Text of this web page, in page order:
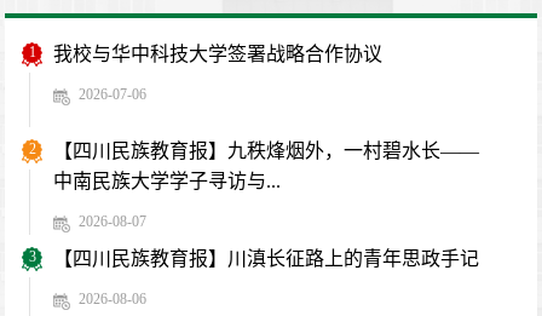
1 我校与华中科技大学签署战略合作协议
2026-07-06
2
【四川民族教育报】九秩烽烟外，一村碧水长——
中南民族大学学子寻访与...
2026-08-07
3 【四川民族教育报】川滇长征路上的青年思政手记
2026-08-06